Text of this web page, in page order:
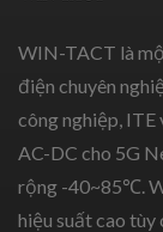
WIN-TACT là
điện chuyên
công nghiệp, ITE
AC-DC cho 5G
rộng -40~85℃.
hiệu suất cao